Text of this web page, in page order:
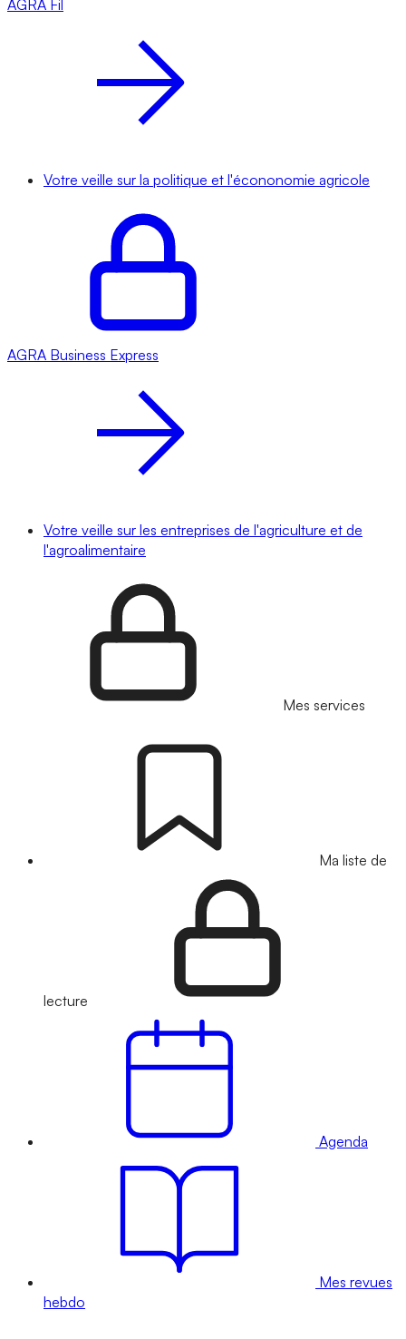
AGRA Fil
Votre veille sur la politique et l'écononomie agricole
AGRA Business Express
Votre veille sur les entreprises de l'agriculture et de
l'agroalimentaire
Mes services
Ma liste de
lecture
Agenda
Mes revues
hebdo